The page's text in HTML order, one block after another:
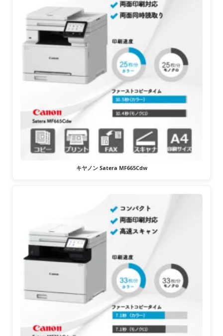
キヤノン Satera MF665Cdw